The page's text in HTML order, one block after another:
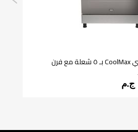
بوتجاز زانوسي CoolMax بـ ٥ شعلة مع فرن